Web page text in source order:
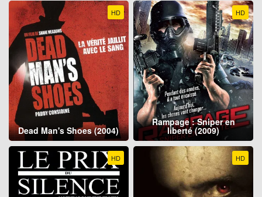
HD
Dead Man's Shoes (2004)
HD
Rampage : Sniper en
liberté (2009)
HD HD